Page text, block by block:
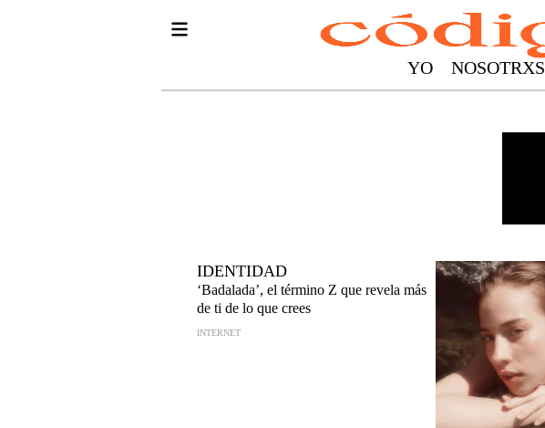
YO NOSOTRXS
IDENTIDAD
‘Badalada’, el término Z que revela más
de ti de lo que crees
INTERNET